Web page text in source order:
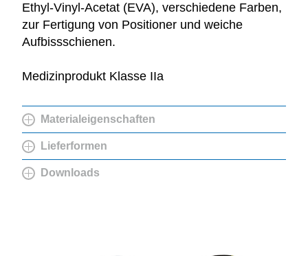
Ethyl-Vinyl-Acetat (EVA), verschiedene Farben,
zur Fertigung von Positioner und weiche
Aufbissschienen.
Medizinprodukt Klasse IIa
Materialeigenschaften
Lieferformen
Downloads